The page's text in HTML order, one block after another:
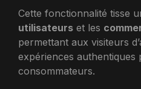
Cette fonctionnalité tisse
utilisateurs et les
permettant aux visiteurs
expériences authentiques
consommateurs.